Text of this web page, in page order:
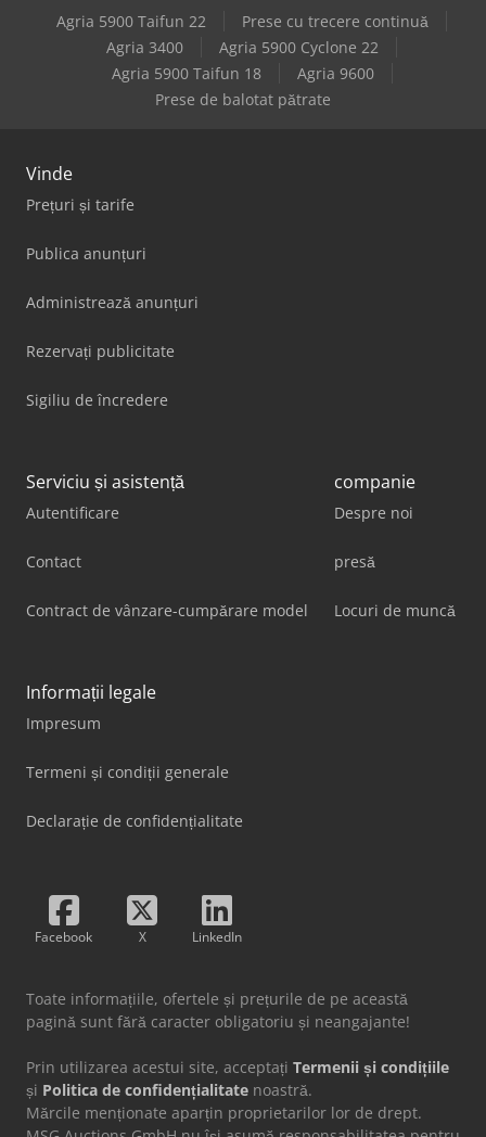
Agria 5900 Taifun 22
Prese cu trecere continuă
Agria 3400
Agria 5900 Cyclone 22
Agria 5900 Taifun 18
Agria 9600
Prese de balotat pătrate
Vinde
Prețuri și tarife
Publica anunțuri
Administrează anunțuri
Rezervați publicitate
Sigiliu de încredere
Serviciu și asistență
Autentificare
Contact
Contract de vânzare-cumpărare model
companie
Despre noi
presă
Locuri de muncă
Informații legale
Impresum
Termeni și condiții generale
Declarație de confidențialitate
Facebook X LinkedIn
Toate informațiile, ofertele și prețurile de pe această
pagină sunt fără caracter obligatoriu și neangajante!
Prin utilizarea acestui site, acceptați Termenii și condițiile
și Politica de confidențialitate noastră.
Mărcile menționate aparțin proprietarilor lor de drept.